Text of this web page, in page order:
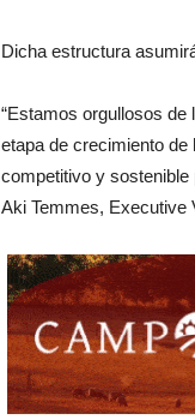
Dicha estructura
“Estamos orgullosos de
etapa de crecimiento
competitivo y
Aki Temmes, Executive